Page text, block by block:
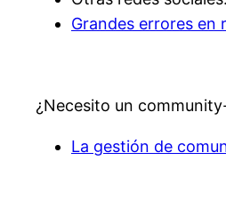
Grandes errores en
¿Necesito un
La gestión de